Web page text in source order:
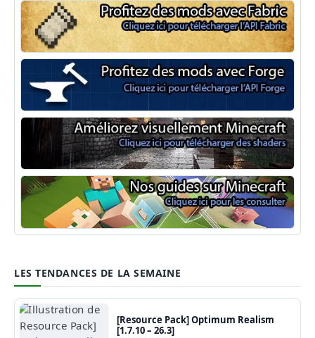
Minecraft Fabric
Minecraft Forge
Shaders Minecraft
Guide Minecraft
LES TENDANCES DE LA SEMAINE
[Resource Pack] Optimum Realism
[1.7.10 – 26.3]